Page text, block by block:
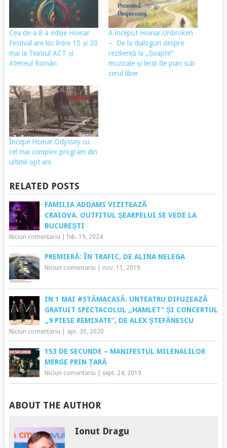
Cea de-a 8-a ediție Hoinar
Festival are loc între 15 și 20
mai la Teatrul ACT și
Ateneul Român
A început Hoinar.Unbroken
– De la dialoguri despre
reziliență la „Șoapte”
muzicale și lecții de pian sub
cerul liber
Începe Hoinar.Odyssey cu
cel mai complex program din
ultimii opt ani
RELATED POSTS
FAMILIA ADDAMS VIZITEAZĂ
CRAIOVA. OUTFITUL ȘEARPELUI SE VEDE LA
BUCUREȘTI
Niciun comentariu feb. 19, 2024
PREMIERĂ: ÎN TRAFIC, DE ALINA NELEGA
Niciun comentariu nov. 11, 2019
IN 1 MAI #STĂMACASĂ. UNTEATRU DIFUZEAZĂ
GRATUIT SPECTACOLUL ,,HAMLET’’ ȘI CONCERTUL
,,9 PIESE REMIXATE’’, DE ALEX ȘTEFĂNESCU
Niciun comentariu apr. 30, 2020
153 DE SECUNDE – MANIFESTUL MILENALILOR
MERGE PRIN ȚARĂ
Niciun comentariu sept. 24, 2019
ABOUT THE AUTHOR
Ionut Dragu